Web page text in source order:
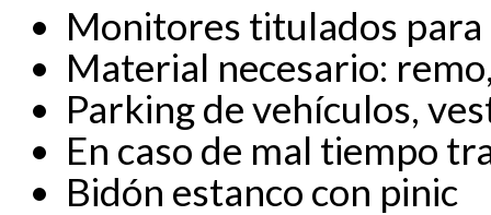
Monitores titulados
Material necesario:
Parking de vehículos,
En caso de mal tiempo
Bidón estanco con pinic